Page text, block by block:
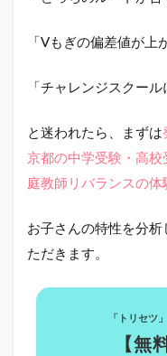
「Vもぎの偏差値が上
「チャレンジスクー
と迷われたら、まずは
京都の中学受験・高
庭教師リバランスの体
お子さんの特性を分
ただきます。
「トリセツ
【無